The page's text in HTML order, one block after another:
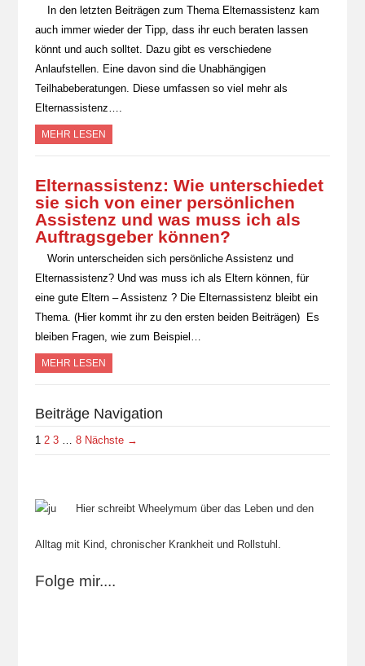
In den letzten Beiträgen zum Thema Elternassistenz kam
auch immer wieder der Tipp, dass ihr euch beraten lassen
könnt und auch solltet. Dazu gibt es verschiedene
Anlaufstellen. Eine davon sind die Unabhängigen
Teilhabeberatungen. Diese umfassen so viel mehr als
Elternassistenz….
MEHR LESEN
Elternassistenz: Wie unterschiedet
sie sich von einer persönlichen
Assistenz und was muss ich als
Auftragsgeber können?
Worin unterscheiden sich persönliche Assistenz und
Elternassistenz? Und was muss ich als Eltern können, für
eine gute Eltern – Assistenz ? Die Elternassistenz bleibt ein
Thema. (Hier kommt ihr zu den ersten beiden Beiträgen) Es
bleiben Fragen, wie zum Beispiel…
MEHR LESEN
Beiträge Navigation
1 2 3 … 8 Nächste →
Hier schreibt Wheelymum über das Leben und den
Alltag mit Kind, chronischer Krankheit und Rollstuhl.
Folge mir....